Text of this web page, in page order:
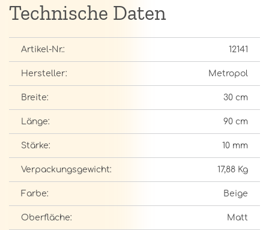
Technische Daten
Artikel-Nr.: 12141
Hersteller: Metropol
Breite: 30 cm
Länge: 90 cm
Stärke: 10 mm
Verpackungsgewicht: 17,88 Kg
Farbe: Beige
Oberfläche: Matt